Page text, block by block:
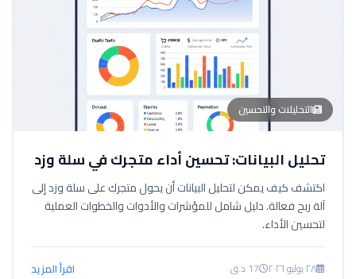
التحليلات والتحسين
تحليل البيانات: تحسين أداء متجرك في سلة وزد
اكتشف كيف يمكن لتحليل البيانات أن يحول متجرك على سلة وزد إلى
آلة ربح فعالة. دليل شامل للمؤشرات والأدوات والخطوات العملية
لتحسين الأداء.
٢٨ يوليو ٢٠٢٦ 17 د.ق اقرأ المزيد